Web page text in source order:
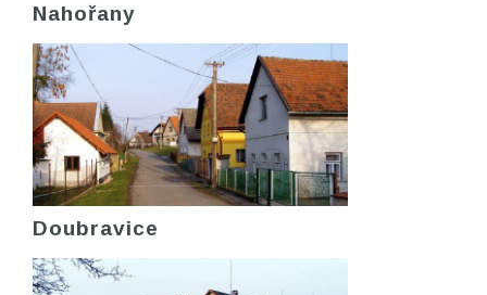
Nahořany
Doubravice